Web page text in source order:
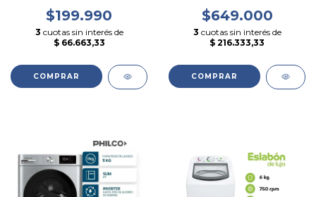
KG
$199.990
3 cuotas sin interés de
$ 66.663,33
LUJO
$649.000
3 cuotas sin interés de
$ 216.333,33